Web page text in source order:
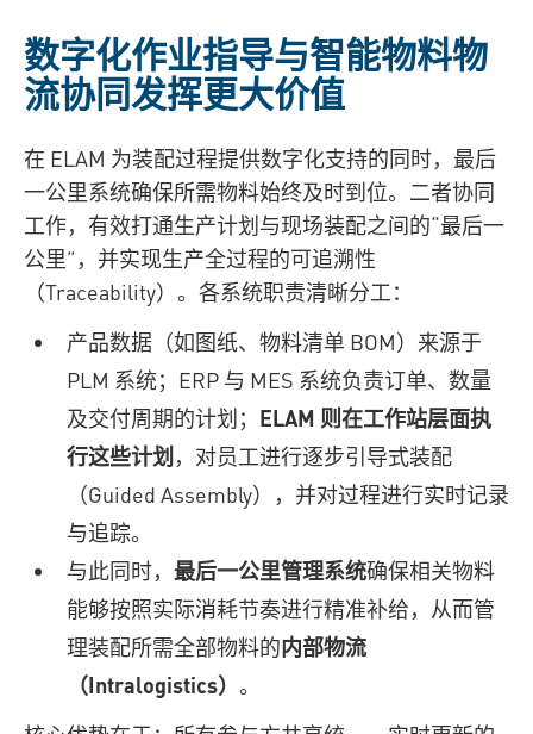
数字化作业指导与智能物料物
流协同发挥更大价值
在 ELAM 为装配过程提供数字化支持的同时，最后
一公里系统确保所需物料始终及时到位。二者协同
工作，有效打通生产计划与现场装配之间的“最后一
公里”，并实现生产全过程的可追溯性
（Traceability）。各系统职责清晰分工：
产品数据（如图纸、物料清单 BOM）来源于
PLM 系统；ERP 与 MES 系统负责订单、数量
及交付周期的计划； ELAM 则在工作站层面执
行这些计划 ，对员工进行逐步引导式装配
（Guided Assembly），并对过程进行实时记录
与追踪。
与此同时， 最后一公里管理系统确保相关物料
能够按照实际消耗节奏进行精准补给，从而管
理装配所需全部物料的内部物流
（Intralogistics） 。